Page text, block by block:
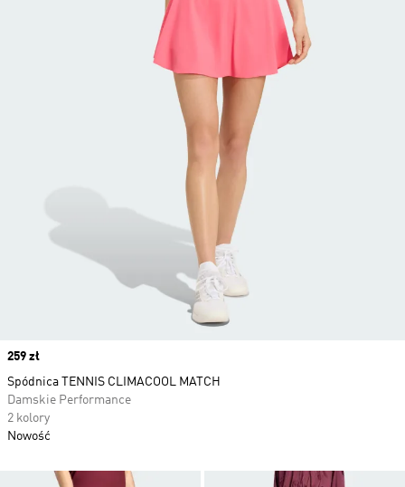
Price
259 zł
Spódnica TENNIS CLIMACOOL MATCH
Damskie Performance
2 kolory
Nowość